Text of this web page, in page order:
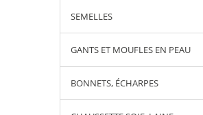
SEMELLES
GANTS ET MOUFLES EN PEAU
BONNETS, ÉCHARPES